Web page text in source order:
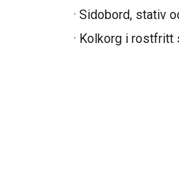
· Sidobord, stativ
· Kolkorg i rostfritt